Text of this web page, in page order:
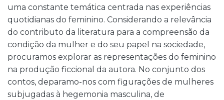
uma constante temática centrada nas experiências
quotidianas do feminino. Considerando a relevância
do contributo da literatura para a compreensão da
condição da mulher e do seu papel na sociedade,
procuramos explorar as representações do feminino
na produção ficcional da autora. No conjunto dos
contos, deparamo-nos com figurações de mulheres
subjugadas à hegemonia masculina, de